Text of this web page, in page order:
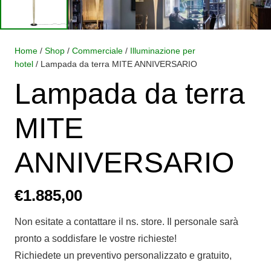
Home / Shop / Commerciale / Illuminazione per
hotel / Lampada da terra MITE ANNIVERSARIO
Lampada da terra
MITE
ANNIVERSARIO
€1.885,00
Non esitate a contattare il ns. store. Il personale sarà
pronto a soddisfare le vostre richieste!
Richiedete un preventivo personalizzato e gratuito,